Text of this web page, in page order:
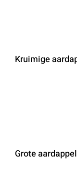
Kruimige
Grote